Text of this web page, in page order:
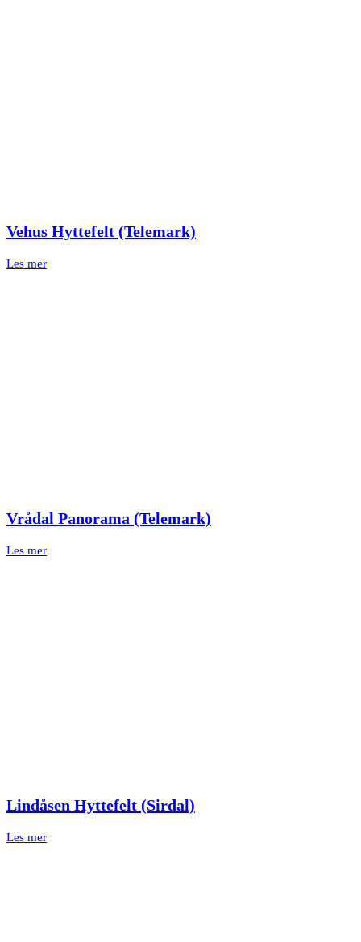
Vehus Hyttefelt (Telemark)
Les mer
Vrådal Panorama (Telemark)
Les mer
Lindåsen Hyttefelt (Sirdal)
Les mer